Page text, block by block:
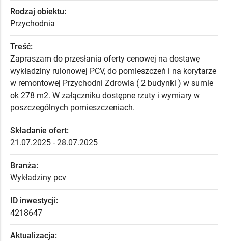
Rodzaj obiektu:
Przychodnia
Treść:
Zapraszam do przesłania oferty cenowej na dostawę
wykładziny rulonowej PCV, do pomieszczeń i na korytarze
w remontowej Przychodni Zdrowia ( 2 budynki ) w sumie
ok 278 m2. W załączniku dostępne rzuty i wymiary w
poszczególnych pomieszczeniach.
Składanie ofert:
21.07.2025 - 28.07.2025
Branża:
Wykładziny pcv
ID inwestycji:
4218647
Aktualizacja: